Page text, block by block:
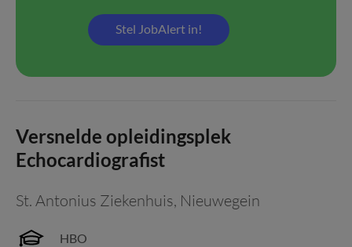
Stel JobAlert in!
Versnelde opleidingsplek
Echocardiografist
St. Antonius Ziekenhuis, Nieuwegein
HBO